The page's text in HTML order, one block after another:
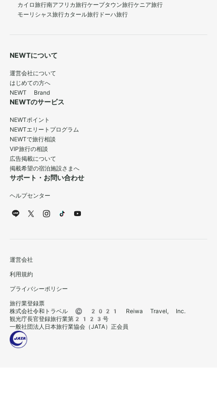
カイロ旅行南アフリカ旅行ケープタウン旅行ケニア旅行
モーリシャス旅行カタール旅行 ドーハ旅行
NEWTについて
運営会社について
はじめての方へ
NEWT Brand
NEWTのサービス
NEWTポイント
NEWTエリートプログラム
NEWTで旅行相談
VIP旅行の相談
広告掲載について
掲載希望の宿泊施設さまへ
サポート・お問い合わせ
ヘルプセンター
運営会社
利用規約
プライバシーポリシー
旅行業登録票
株式会社令和トラベル © 2021 Reiwa Travel, Inc.
観光庁長官登録旅行業第2123号
一般社団法人日本旅行業協会（JATA）正会員